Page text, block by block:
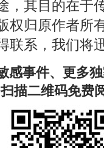
，其目的在于
权归原作者所
联系，我们将
感事件、更多
描二维码免费